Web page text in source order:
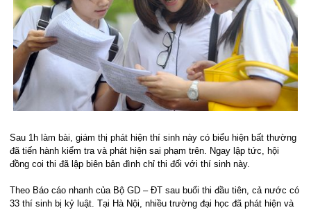
Sau 1h làm bài, giám thị phát hiện thí sinh này có biểu hiện bất thường
đã tiến hành kiểm tra và phát hiện sai phạm trên. Ngay lập tức, hội
đồng coi thi đã lập biên bản đình chỉ thi đối với thí sinh này.
Theo Báo cáo nhanh của Bộ GD – ĐT sau buổi thi đầu tiên, cả nước có
33 thí sinh bị kỷ luật. Tại Hà Nội, nhiều trường đại học đã phát hiện và